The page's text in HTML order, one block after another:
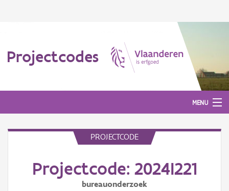
Projectcodes
MENU
PROJECTCODE
Projectcode: 2024I221
bureauonderzoek